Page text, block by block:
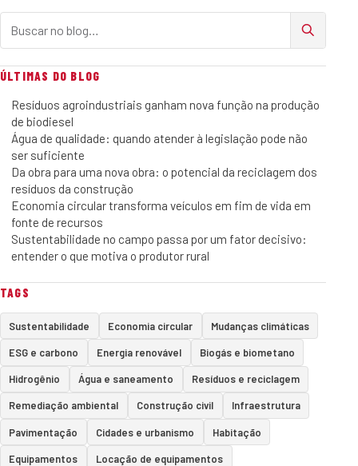
ÚLTIMAS DO BLOG
Resíduos agroindustriais ganham nova função na produção
de biodiesel
Água de qualidade: quando atender à legislação pode não
ser suficiente
Da obra para uma nova obra: o potencial da reciclagem dos
resíduos da construção
Economia circular transforma veículos em fim de vida em
fonte de recursos
Sustentabilidade no campo passa por um fator decisivo:
entender o que motiva o produtor rural
TAGS
Sustentabilidade Economia circular Mudanças climáticas
ESG e carbono Energia renovável Biogás e biometano
Hidrogênio Água e saneamento Resíduos e reciclagem
Remediação ambiental Construção civil Infraestrutura
Pavimentação Cidades e urbanismo Habitação
Equipamentos Locação de equipamentos